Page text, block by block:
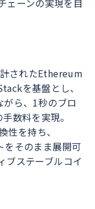
ェーンの実現を目
されたEthereum
を基盤とし、
ら、1秒のブロ
数料を実現。
を持ち、
そのまま展開可
ブステーブルコイ